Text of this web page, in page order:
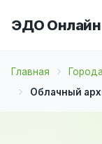
ЭДО Онлайн
Главная Города
Облачный